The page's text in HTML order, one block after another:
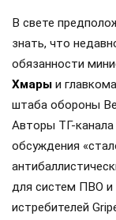
В свете
знать, что
обязанности
Хмары и главкома
штаба обороны
Авторы ТГ-
обсуждения
для систем ПВО и
истребителей